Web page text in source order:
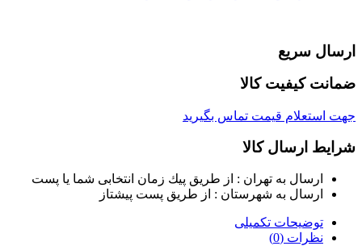
ارسال سریع
ضمانت کیفیت کالا
جهت استعلام قیمت تماس بگیرید
شرایط ارسال کالا
ارسال به تهران : از طريق پيك زمان انتخابی شما يا پست
ارسال به شهرستان : از طريق پست پيشتاز
توضیحات تکمیلی
نظرات (0)